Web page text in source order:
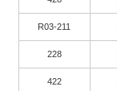
R03-211
228
422